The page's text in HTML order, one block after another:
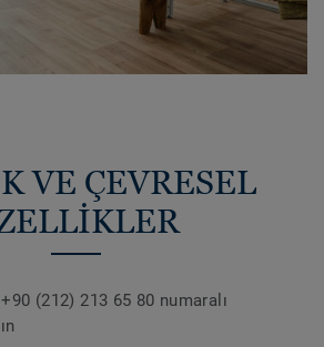
VE ÇEVRESEL
(212) 213 65 80 numaralı